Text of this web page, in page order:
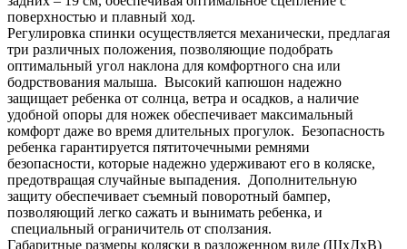
поверхностью и плавный ход.
Регулировка спинки осуществляется механически, предлагая
три различных положения, позволяющие подобрать
оптимальный угол наклона для комфортного сна или
бодрствования малыша. Высокий капюшон надежно
защищает ребенка от солнца, ветра и осадков, а наличие
удобной опоры для ножек обеспечивает максимальный
комфорт даже во время длительных прогулок. Безопасность
ребенка гарантируется пятиточечными ремнями
безопасности, которые надежно удерживают его в коляске,
предотвращая случайные выпадения. Дополнительную
защиту обеспечивает съемный поворотный бампер,
позволяющий легко сажать и вынимать ребенка, и
специальный ограничитель от сползания.
Габаритные размеры коляски в разложенном виде (ШхДхВ)